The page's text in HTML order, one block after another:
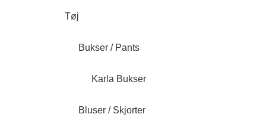
Tøj
Bukser / Pants
Karla Bukser
Bluser / Skjorter